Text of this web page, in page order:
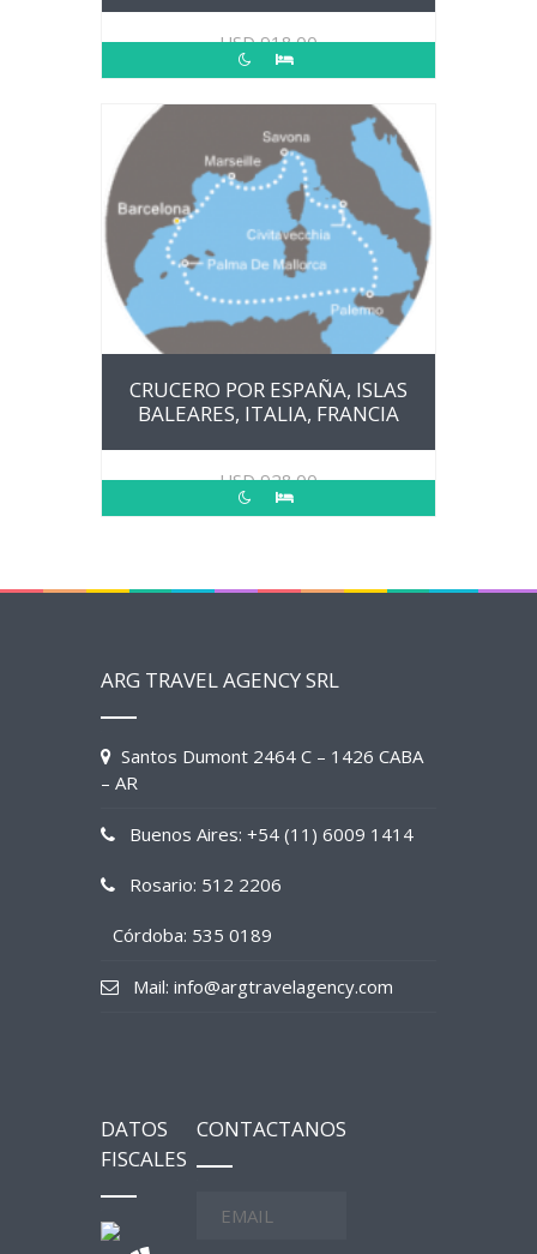
USD918.00
CRUCERO POR ESPAÑA, ISLAS
BALEARES, ITALIA, FRANCIA
USD928.00
ARG TRAVEL AGENCY SRL
Santos Dumont 2464 C – 1426 CABA
– AR
Buenos Aires: +54 (11) 6009 1414
Rosario: 512 2206
Córdoba: 535 0189
Mail: info@argtravelagency.com
DATOS
FISCALES
CONTACTANOS